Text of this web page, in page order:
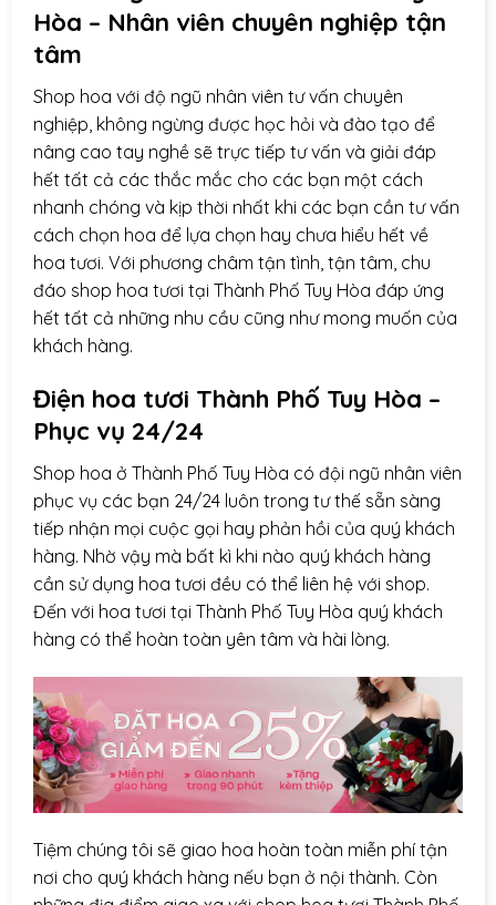
Hòa – Nhân viên chuyên nghiệp tận
tâm
Shop hoa với độ ngũ nhân viên tư vấn chuyên
nghiệp, không ngừng được học hỏi và đào tạo để
nâng cao tay nghề sẽ trực tiếp tư vấn và giải đáp
hết tất cả các thắc mắc cho các bạn một cách
nhanh chóng và kịp thời nhất khi các bạn cần tư vấn
cách chọn hoa để lựa chọn hay chưa hiểu hết về
hoa tươi. Với phương châm tận tình, tận tâm, chu
đáo shop hoa tươi tại Thành Phố Tuy Hòa đáp ứng
hết tất cả những nhu cầu cũng như mong muốn của
khách hàng.
Điện hoa tươi Thành Phố Tuy Hòa –
Phục vụ 24/24
Shop hoa ở Thành Phố Tuy Hòa có đội ngũ nhân viên
phục vụ các bạn 24/24 luôn trong tư thế sẵn sàng
tiếp nhận mọi cuộc gọi hay phản hồi của quý khách
hàng. Nhờ vậy mà bất kì khi nào quý khách hàng
cần sử dụng hoa tươi đều có thể liên hệ với shop.
Đến với hoa tươi tại Thành Phố Tuy Hòa quý khách
hàng có thể hoàn toàn yên tâm và hài lòng.
Tiệm chúng tôi sẽ giao hoa hoàn toàn miễn phí tận
nơi cho quý khách hàng nếu bạn ở nội thành. Còn